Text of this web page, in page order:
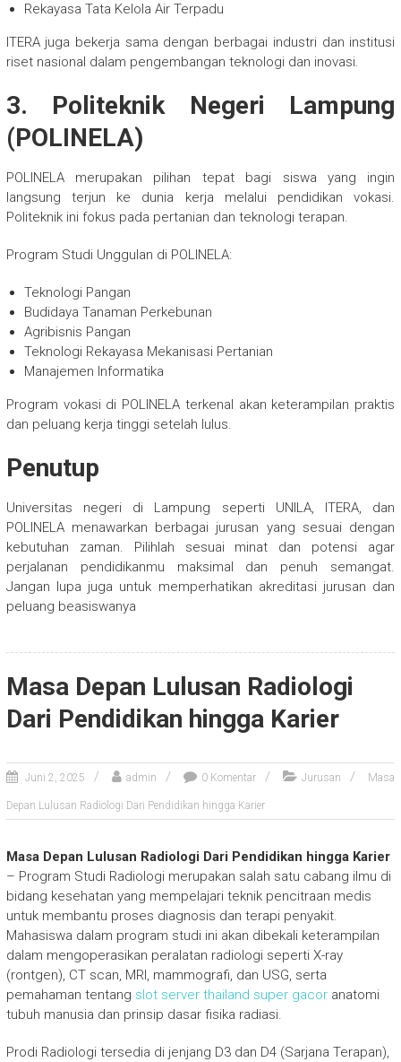
Rekayasa Tata Kelola Air Terpadu
ITERA juga bekerja sama dengan berbagai industri dan institusi
riset nasional dalam pengembangan teknologi dan inovasi.
3. Politeknik Negeri Lampung
(POLINELA)
POLINELA merupakan pilihan tepat bagi siswa yang ingin
langsung terjun ke dunia kerja melalui pendidikan vokasi.
Politeknik ini fokus pada pertanian dan teknologi terapan.
Program Studi Unggulan di POLINELA:
Teknologi Pangan
Budidaya Tanaman Perkebunan
Agribisnis Pangan
Teknologi Rekayasa Mekanisasi Pertanian
Manajemen Informatika
Program vokasi di POLINELA terkenal akan keterampilan praktis
dan peluang kerja tinggi setelah lulus.
Penutup
Universitas negeri di Lampung seperti UNILA, ITERA, dan
POLINELA menawarkan berbagai jurusan yang sesuai dengan
kebutuhan zaman. Pilihlah sesuai minat dan potensi agar
perjalanan pendidikanmu maksimal dan penuh semangat.
Jangan lupa juga untuk memperhatikan akreditasi jurusan dan
peluang beasiswanya
Masa Depan Lulusan Radiologi
Dari Pendidikan hingga Karier
Juni 2, 2025 admin 0 Komentar Jurusan Masa
Depan Lulusan Radiologi Dari Pendidikan hingga Karier
Masa Depan Lulusan Radiologi Dari Pendidikan hingga Karier
– Program Studi Radiologi merupakan salah satu cabang ilmu di
bidang kesehatan yang mempelajari teknik pencitraan medis
untuk membantu proses diagnosis dan terapi penyakit.
Mahasiswa dalam program studi ini akan dibekali keterampilan
dalam mengoperasikan peralatan radiologi seperti X-ray
(rontgen), CT scan, MRI, mammografi, dan USG, serta
pemahaman tentang slot server thailand super gacoranatomi
tubuh manusia dan prinsip dasar fisika radiasi.
Prodi Radiologi tersedia di jenjang D3 dan D4 (Sarjana Terapan),